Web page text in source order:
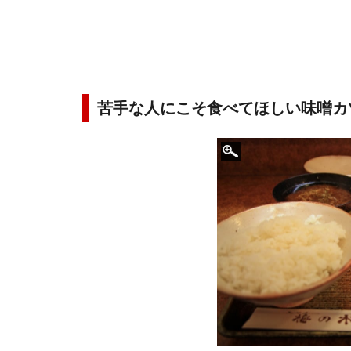
苦手な人にこそ食べてほしい味噌カ